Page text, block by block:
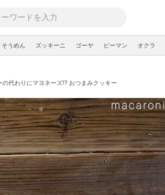
そうめん ズッキーニ ゴーヤ ピーマン オクラ
の代わりにマヨネーズ!? おつまみクッキー